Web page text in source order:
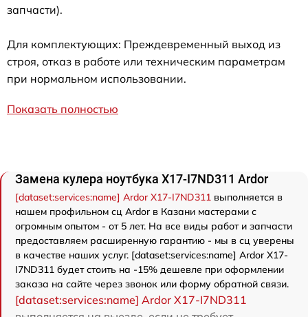
запчасти).
Для комплектующих: Преждевременный выход из
строя, отказ в работе или техническим параметрам
при нормальном использовании.
Показать полностью
Замена кулера ноутбука X17-I7ND311 Ardor
[dataset:services:name] Ardor X17-I7ND311 выполняется в
нашем профильном сц Ardor в Казани мастерами с
огромным опытом - от 5 лет. На все виды работ и запчасти
предоставляем расширенную гарантию - мы в сц уверены
в качестве наших услуг. [dataset:services:name] Ardor X17-
I7ND311 будет стоить на -15% дешевле при оформлении
заказа на сайте через звонок или форму обратной связи.
[dataset:services:name] Ardor X17-I7ND311